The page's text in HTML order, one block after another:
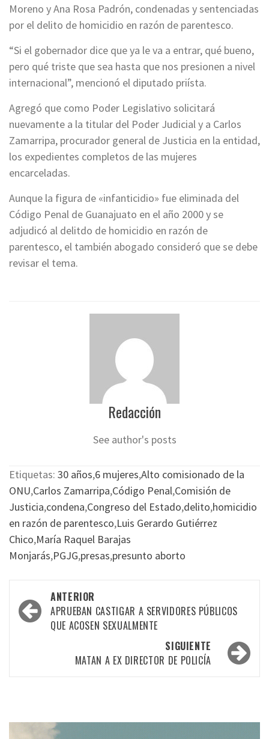
Moreno y Ana Rosa Padrón, condenadas y sentenciadas
por el delito de homicidio en razón de parentesco.
“Si el gobernador dice que ya le va a entrar, qué bueno,
pero qué triste que sea hasta que nos presionen a nivel
internacional”, mencionó el diputado priísta.
Agregó que como Poder Legislativo solicitará
nuevamente a la titular del Poder Judicial y a Carlos
Zamarripa, procurador general de Justicia en la entidad,
los expedientes completos de las mujeres
encarceladas.
Aunque la figura de «infanticidio» fue eliminada del
Código Penal de Guanajuato en el año 2000 y se
adjudicó al delitdo de homicidio en razón de
parentesco, el también abogado consideró que se debe
revisar el tema.
Redacción
See author's posts
Etiquetas: 30 años,6 mujeres,Alto comisionado de la
ONU,Carlos Zamarripa,Código Penal,Comisión de
Justicia,condena,Congreso del Estado,delito,homicidio
en razón de parentesco,Luis Gerardo Gutiérrez
Chico,María Raquel Barajas
Monjarás,PGJG,presas,presunto aborto
Navegación
por
ANTERIOR
APRUEBAN CASTIGAR A SERVIDORES PÚBLICOS
QUE ACOSEN SEXUALMENTE
SIGUIENTE
MATAN A EX DIRECTOR DE POLICÍA